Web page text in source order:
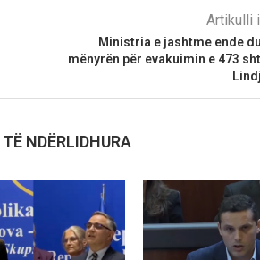
Artikulli
Ministria e jashtme ende
mënyrën për evakuimin e 473
NDËRLIDHURA